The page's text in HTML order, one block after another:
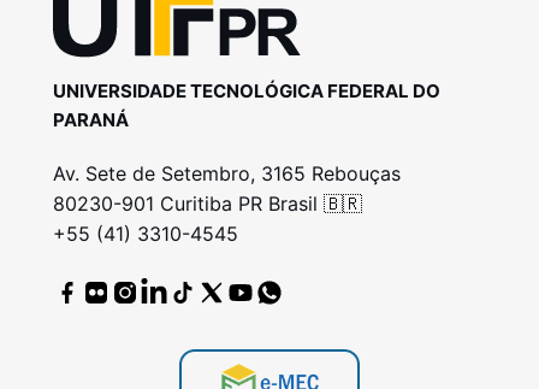
UNIVERSIDADE TECNOLÓGICA FEDERAL DO
PARANÁ
Av. Sete de Setembro, 3165 Rebouças
80230-901 Curitiba PR Brasil 🇧🇷
+55 (41) 3310-4545